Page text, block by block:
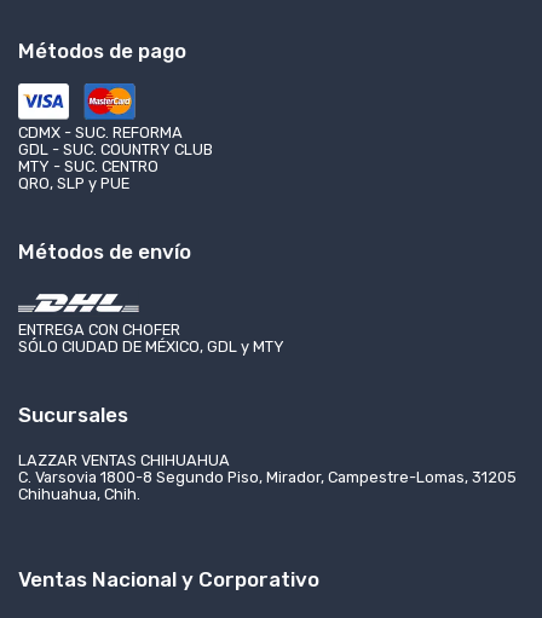
Métodos de pago
CDMX - SUC. REFORMA
GDL - SUC. COUNTRY CLUB
MTY - SUC. CENTRO
QRO, SLP y PUE
Métodos de envío
ENTREGA CON CHOFER
SÓLO CIUDAD DE MÉXICO, GDL y MTY
Sucursales
LAZZAR VENTAS CHIHUAHUA
C. Varsovia 1800-8 Segundo Piso, Mirador, Campestre-Lomas, 31205
Chihuahua, Chih.
Ventas Nacional y Corporativo